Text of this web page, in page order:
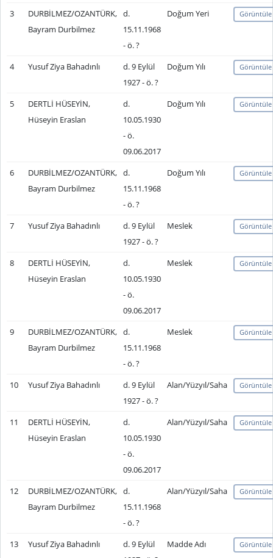
3
DURBİLMEZ/OZANTÜRK,
Bayram Durbilmez
d.
15.11.1968
- ö. ?
Doğum Yeri Görüntüle
4 Yusuf Ziya Bahadınlı
d. 9 Eylül
1927 - ö. ?
Doğum Yılı Görüntüle
5
DERTLİ HÜSEYİN,
Hüseyin Eraslan
d.
10.05.1930
- ö.
09.06.2017
Doğum Yılı Görüntüle
6
DURBİLMEZ/OZANTÜRK,
Bayram Durbilmez
d.
15.11.1968
- ö. ?
Doğum Yılı Görüntüle
7 Yusuf Ziya Bahadınlı
d. 9 Eylül
1927 - ö. ?
Meslek Görüntüle
8
DERTLİ HÜSEYİN,
Hüseyin Eraslan
d.
10.05.1930
- ö.
09.06.2017
Meslek Görüntüle
9
DURBİLMEZ/OZANTÜRK,
Bayram Durbilmez
d.
15.11.1968
- ö. ?
Meslek Görüntüle
10 Yusuf Ziya Bahadınlı
d. 9 Eylül
1927 - ö. ?
Alan/Yüzyıl/Saha Görüntüle
11
DERTLİ HÜSEYİN,
Hüseyin Eraslan
d.
10.05.1930
- ö.
09.06.2017
Alan/Yüzyıl/Saha Görüntüle
12
DURBİLMEZ/OZANTÜRK,
Bayram Durbilmez
d.
15.11.1968
- ö. ?
Alan/Yüzyıl/Saha Görüntüle
13 Yusuf Ziya Bahadınlı
d. 9 Eylül
Madde Adı Görüntüle